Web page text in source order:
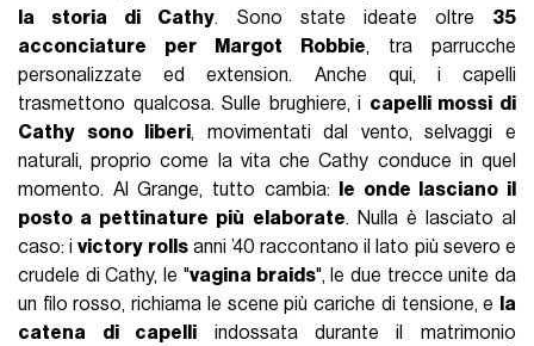
la storia di Cathy. Sono state ideate oltre 35
acconciature per Margot Robbie, tra parrucche
personalizzate ed extension. Anche qui, i capelli
trasmettono qualcosa. Sulle brughiere, i capelli mossi di
Cathy sono liberi, movimentati dal vento, selvaggi e
naturali, proprio come la vita che Cathy conduce in quel
momento. Al Grange, tutto cambia:
le onde lasciano il
posto a pettinature più elaborate. Nulla è lasciato al
caso: ivictory rollsanni ’40 raccontano il lato più severo e
crudele di Cathy, le "vagina braids", le due trecce unite da
un filo rosso, richiama le scene più cariche di tensione, e
la
catena di capelli indossata durante il matrimonio